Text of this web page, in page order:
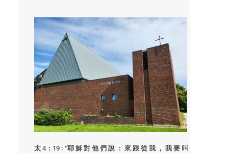
太 4：19 : “耶 穌 對 他 們 說 ： 來 跟 從 我 ， 我 要 叫